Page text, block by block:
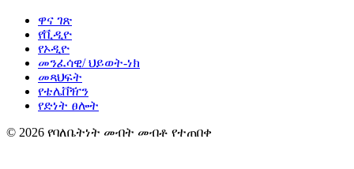
ዋና ገጽ
የቪዲዮ
የኦዲዮ
መንፈሳዊ/ ህይወት-ነክ
መጻህፍት
የቴሌቨዥን
የድነት ፀሎት
© 2026 የባለቤትነት መብት መብቶ የተጠበቀ